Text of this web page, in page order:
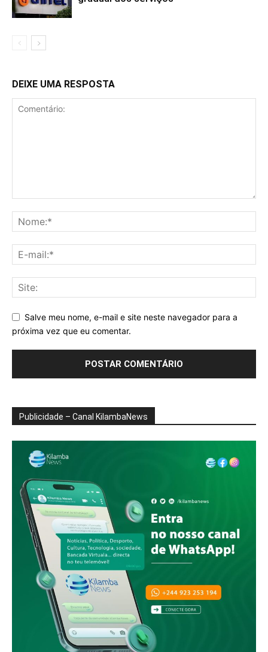
DEIXE UMA RESPOSTA
Salve meu nome, e-mail e site neste navegador para a
próxima vez que eu comentar.
Publicidade – Canal KilambaNews